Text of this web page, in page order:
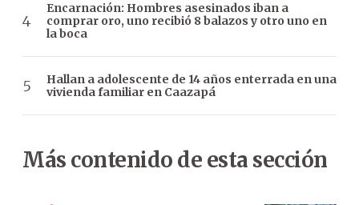
Encarnación: Hombres asesinados iban a
comprar oro, uno recibió 8 balazos y otro uno en
la boca
Hallan a adolescente de 14 años enterrada en una
vivienda familiar en Caazapá
Más contenido de esta sección